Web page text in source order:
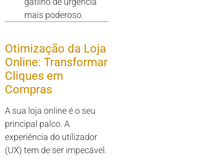
mais poderoso.
Otimização da Loja
Online: Transformar
Cliques em
Compras
A sua loja online é o seu
principal palco. A
experiência do utilizador
(UX) tem de ser impecável.